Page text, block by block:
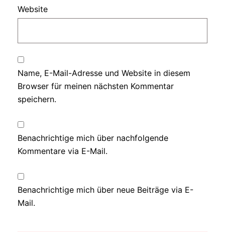
Website
Name, E-Mail-Adresse und Website in diesem
Browser für meinen nächsten Kommentar
speichern.
Benachrichtige mich über nachfolgende
Kommentare via E-Mail.
Benachrichtige mich über neue Beiträge via E-
Mail.